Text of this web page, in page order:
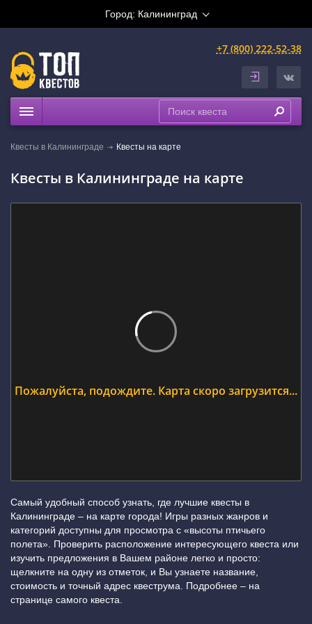
Город: Калининград
+7 (800) 222-52-38
Рейтинги
Квесты в Калининграде Квесты на карте
Квесты в Калининграде на карте
Пожалуйста, подождите. Карта скоро загрузится...
Самый удобный способ узнать, где лучшие квесты в
Калининграде – на карте города! Игры разных жанров и
категорий доступны для просмотра с «высоты птичьего
полета». Проверить расположение интересующего квеста или
изучить предложения в Вашем районе легко и просто:
щелкните на одну из отметок, и Вы узнаете название,
стоимость и точный адрес квеструма. Подробнее – на
странице самого квеста.